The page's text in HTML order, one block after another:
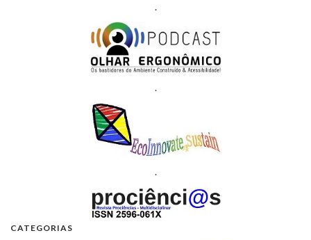
.
.
.
CATEGORIAS